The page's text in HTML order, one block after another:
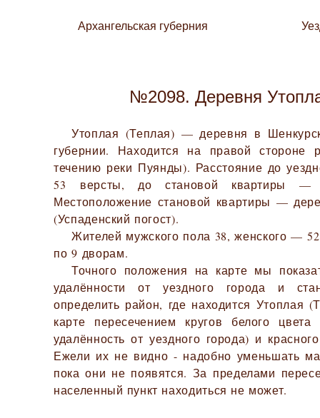
Архангельская губерния
№2098. Деревня
Утоплая (Теплая) — деревня в
губернии. Находится на правой
течению реки Пуянды). Расстояние до
53 версты, до становой квартиры
Местоположение становой квартиры —
(Успаденский погост).
Жителей мужского пола 38, женского —
по 9 дворам.
Точного положения на карте мы
удалённости от уездного города и
определить район, где находится Утоплая
карте пересечением кругов белого
удалённость от уездного города) и
Ежели их не видно - надобно уменьшать
пока они не появятся. За пределами
населенный пункт находиться не может.